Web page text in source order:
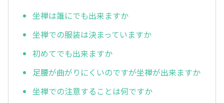
坐禅は誰にでも出来ますか
坐禅での服装は決まっていますか
初めてでも出来ますか
足腰が曲がりにくいのですが坐禅が出来ますか
坐禅での注意することは何ですか